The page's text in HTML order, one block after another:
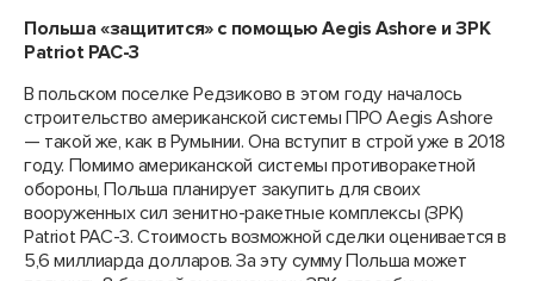
Польша «защитится» с помощьюAegis Ashore и ЗРК
Patriot PAC-3
В польском поселке Редзиково в этом году началось
строительство американской системы ПРО Aegis Ashore
— такой же, как в Румынии. Она вступит в строй уже в 2018
году. Помимо американской системы противоракетной
обороны, Польша планирует закупить для своих
вооруженных сил зенитно-ракетные комплексы (ЗРК)
Patriot PAC-3. Стоимость возможной сделки оценивается в
5,6 миллиарда долларов. За эту сумму Польша может